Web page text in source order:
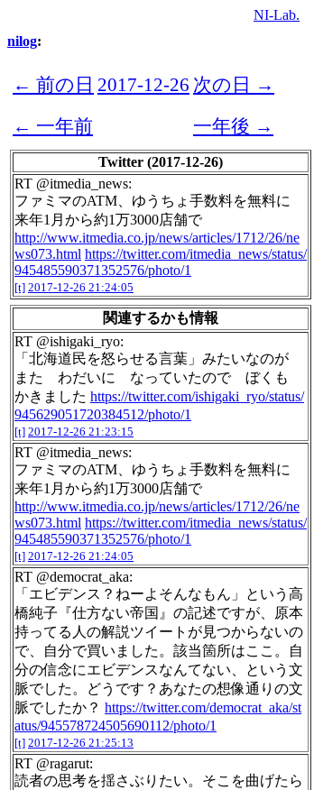
NI-Lab.
nilog:
← 前の日 2017-12-26 次の日 →
← 一年前
一年後 →
Twitter (2017-12-26)
RT @itmedia_news:
ファミマのATM、ゆうちょ手数料を無料に
来年1月から約1万3000店舗で
http://www.itmedia.co.jp/news/articles/1712/26/ne
ws073.html https://twitter.com/itmedia_news/status/
945485590371352576/photo/1
[t] 2017-12-26 21:24:05
関連するかも情報
RT @ishigaki_ryo:
「北海道民を怒らせる言葉」みたいなのが
また わだいに なっていたので ぼくも
かきました https://twitter.com/ishigaki_ryo/status/
945629051720384512/photo/1
[t] 2017-12-26 21:23:15
RT @itmedia_news:
ファミマのATM、ゆうちょ手数料を無料に
来年1月から約1万3000店舗で
http://www.itmedia.co.jp/news/articles/1712/26/ne
ws073.html https://twitter.com/itmedia_news/status/
945485590371352576/photo/1
[t] 2017-12-26 21:24:05
RT @democrat_aka:
「エビデンス？ねーよそんなもん」という高
橋純子『仕方ない帝国』の記述ですが、原本
持ってる人の解説ツイートが見つからないの
で、自分で買いました。該当箇所はここ。自
分の信念にエビデンスなんてない、という文
脈でした。どうです？あなたの想像通りの文
脈でしたか？ https://twitter.com/democrat_aka/st
atus/945578724505690112/photo/1
[t] 2017-12-26 21:25:13
RT @ragarut:
読者の思考を揺さぶりたい。そこを曲げたら